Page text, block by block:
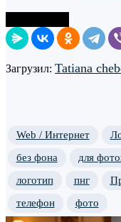
Загрузил: Tatiana
Web / Интернет
без фона
для
логотип
пнг
телефон
фото